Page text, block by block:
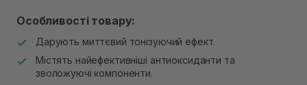
Особливості товару:
Дарують миттєвий тонізуючий ефект.
Містять найефективніші антиоксиданти та
зволожуючі компоненти.